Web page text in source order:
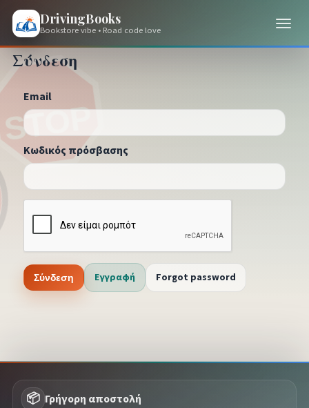
DrivingBooks
Bookstore vibe • Road code love
Σύνδεση
Email
Κωδικός πρόσβασης
Σύνδεση Εγγραφή Forgot password
📦 Γρήγορη αποστολή